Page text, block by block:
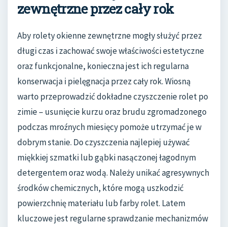
zewnętrzne przez cały rok
Aby rolety okienne zewnętrzne mogły służyć przez
długi czas i zachować swoje właściwości estetyczne
oraz funkcjonalne, konieczna jest ich regularna
konserwacja i pielęgnacja przez cały rok. Wiosną
warto przeprowadzić dokładne czyszczenie rolet po
zimie – usunięcie kurzu oraz brudu zgromadzonego
podczas mroźnych miesięcy pomoże utrzymać je w
dobrym stanie. Do czyszczenia najlepiej używać
miękkiej szmatki lub gąbki nasączonej łagodnym
detergentem oraz wodą. Należy unikać agresywnych
środków chemicznych, które mogą uszkodzić
powierzchnię materiału lub farby rolet. Latem
kluczowe jest regularne sprawdzanie mechanizmów